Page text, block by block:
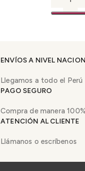
ENVÍOS A NIVEL
Llegamos a todo el Perú
PAGO SEGURO
Compra de manera
ATENCIÓN AL CLIENTE
Llámanos o escríbenos